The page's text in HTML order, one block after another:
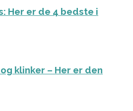
Her er de 4 bedste i
klinker – Her er den